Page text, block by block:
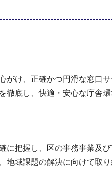
け、正確かつ円滑な窓口
底し、快適・安心な庁舎環
把握し、区の事務事業及
域課題の解決に向けて取